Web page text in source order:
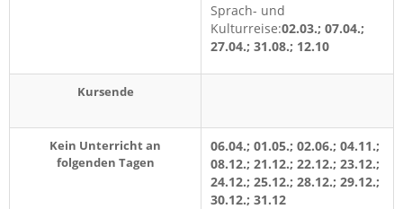
Sprach- und
Kulturreise:02.03.; 07.04.;
27.04.; 31.08.; 12.10
Kursende
Kein Unterricht an
folgenden Tagen
06.04.; 01.05.; 02.06.; 04.11.;
08.12.; 21.12.; 22.12.; 23.12.;
24.12.; 25.12.; 28.12.; 29.12.;
30.12.; 31.12